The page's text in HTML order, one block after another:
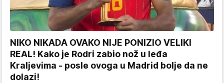
NIKO NIKADA OVAKO NIJE PONIZIO VELIKI
REAL! Kako je Rodri zabio nož u leđa
Kraljevima - posle ovoga u Madrid bolje da ne
dolazi!